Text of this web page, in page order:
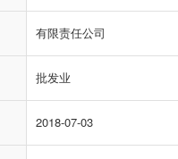
有限责任公司
批发业
2018-07-03